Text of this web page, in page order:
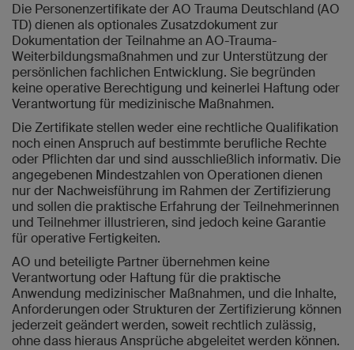
Die Personenzertifikate der AO Trauma Deutschland (AO
TD) dienen als optionales Zusatzdokument zur
Dokumentation der Teilnahme an AO-Trauma-
Weiterbildungsmaßnahmen und zur Unterstützung der
persönlichen fachlichen Entwicklung. Sie begründen
keine operative Berechtigung und keinerlei Haftung oder
Verantwortung für medizinische Maßnahmen.
Die Zertifikate stellen weder eine rechtliche Qualifikation
noch einen Anspruch auf bestimmte berufliche Rechte
oder Pflichten dar und sind ausschließlich informativ. Die
angegebenen Mindestzahlen von Operationen dienen
nur der Nachweisführung im Rahmen der Zertifizierung
und sollen die praktische Erfahrung der Teilnehmerinnen
und Teilnehmer illustrieren, sind jedoch keine Garantie
für operative Fertigkeiten.
AO und beteiligte Partner übernehmen keine
Verantwortung oder Haftung für die praktische
Anwendung medizinischer Maßnahmen, und die Inhalte,
Anforderungen oder Strukturen der Zertifizierung können
jederzeit geändert werden, soweit rechtlich zulässig,
ohne dass hieraus Ansprüche abgeleitet werden können.